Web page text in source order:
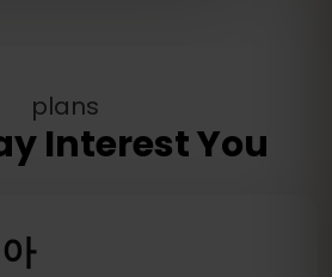
plans
Interest You